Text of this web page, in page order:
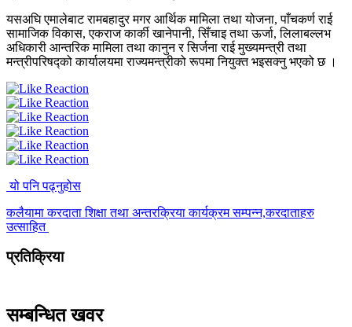
यसअघि एमालेबाट रामबहादुर मगर आर्थिक मामिला तथा योजना, पाँचकर्ण राई
सामाजिक विकास, एकराज कार्की खानेपानी, सिँचाइ तथा ऊर्जा, लिलाबल्लभ
अधिकारी आन्तरिक मामिला तथा कानुन र सिर्जना राई मुख्यमन्त्री तथा
मन्त्रीपरिषद्को कार्यालयमा राज्यमन्त्रीको रूपमा नियुक्त भइसक्नु भएको छ ।
यो पनि पढ्नुहोस
कलैयामा करदाता शिक्षा तथा अन्तरक्रिया कार्यक्रम सम्पन्न,करदाताहरु
उत्साहित
प्रतिक्रिया
सम्बन्धित खवर